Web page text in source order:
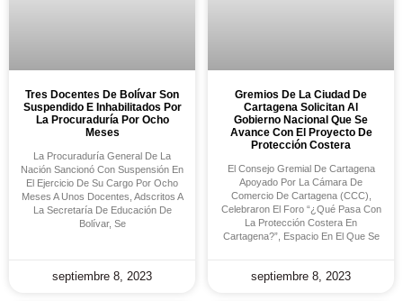
Tres Docentes De Bolívar Son
Suspendido E Inhabilitados Por
La Procuraduría Por Ocho
Meses
La Procuraduría General De La
Nación Sancionó Con Suspensión En
El Ejercicio De Su Cargo Por Ocho
Meses A Unos Docentes, Adscritos A
La Secretaría De Educación De
Bolívar, Se
septiembre 8, 2023
Gremios De La Ciudad De
Cartagena Solicitan Al
Gobierno Nacional Que Se
Avance Con El Proyecto De
Protección Costera
El Consejo Gremial De Cartagena
Apoyado Por La Cámara De
Comercio De Cartagena (CCC),
Celebraron El Foro “¿Qué Pasa Con
La Protección Costera En
Cartagena?”, Espacio En El Que Se
septiembre 8, 2023